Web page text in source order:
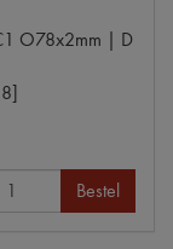
O78x2mm | D
Bestel